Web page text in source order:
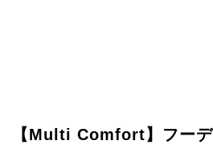
【Multi Comfort】フー